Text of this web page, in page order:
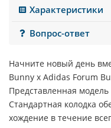
Характеристики
Вопрос-ответ
Начните новый день
Bunny x Adidas Forum
Представленная модель
Стандартная колодка
хождение в течение